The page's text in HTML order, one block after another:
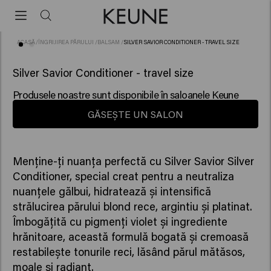
ACASĂ /ÎNGRIJIREA PĂRULUI /BALSAM /SILVER SAVIOR CONDITIONER - TRAVEL SIZE
Silver Savior Conditioner - travel size
Produsele noastre sunt disponibile în saloanele Keune
GĂSEȘTE UN SALON
Menține-ți nuanța perfectă cu Silver Savior Silver
Conditioner, special creat pentru a neutraliza
nuanțele gălbui, hidratează și intensifică
strălucirea părului blond rece, argintiu și platinat.
Îmbogățită cu pigmenți violet și ingrediente
hrănitoare, această formulă bogată și cremoasă
restabilește tonurile reci, lăsând părul mătăsos,
moale și radiant.